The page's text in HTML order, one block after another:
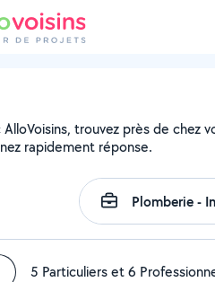
AlloVoisins, trouvez près de
rapidement réponse.
5 Particuliers et 6